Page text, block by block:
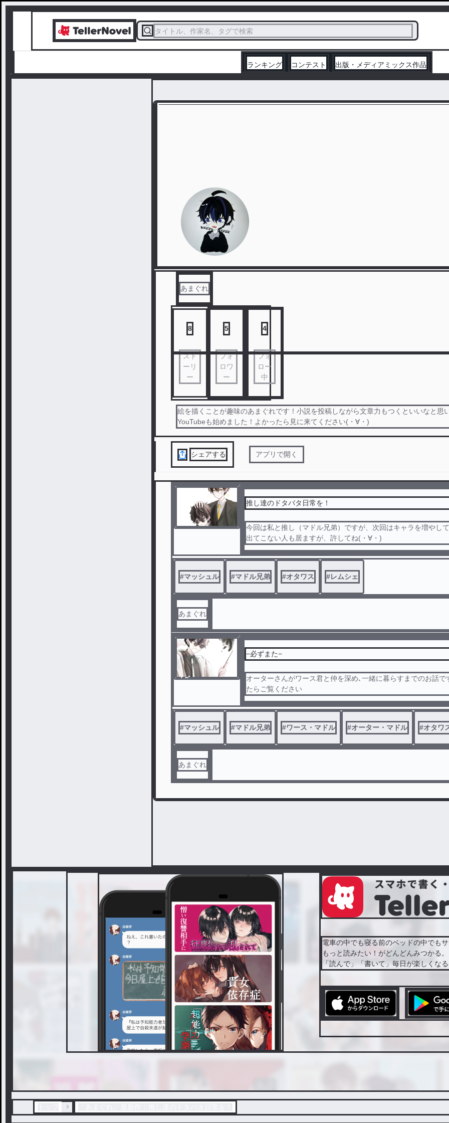
タイトル、作家名、タグで検索
ランキング コンテスト 出版・メディアミックス作品
あまぐれ
8
スト
ーリ
ー
5
フォ
ロワ
ー
4
フォ
ロー
中
絵を描くことが趣味のあまぐれです！小説を投稿しながら文章力もつくといいなと思
YouTubeも始めました！よかったら見に来てください(・∀・)
シェアする アプリで開く
推し達のドタバタ日常を！
今回は私と推し（マドル兄弟）ですが、次回はキャラを増やし
出てこない人も居ますが、許してね(・∀・)
#マッシュル #マドル兄弟 #オタワス #レムシェ
あまぐれ
ノベ
−必ずまた−
オーターさんがワース君と仲を深め､一緒に暮らすまでのお話で
たらご覧ください
#マッシュル #マドル兄弟 #ワース・マドル #オーター・マドル #オタワ
あまぐれ
電車の中でも寝る前のベッドの中でも
もっと読みたい！がどんどんみつかる。
「読んで」「書いて」毎日が楽しくな